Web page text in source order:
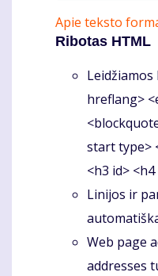
Apie teksto
Ribotas HTML
Leidžiamos
hreflang>
start type>
<h3 id>
Linijos ir
Web page
addresses